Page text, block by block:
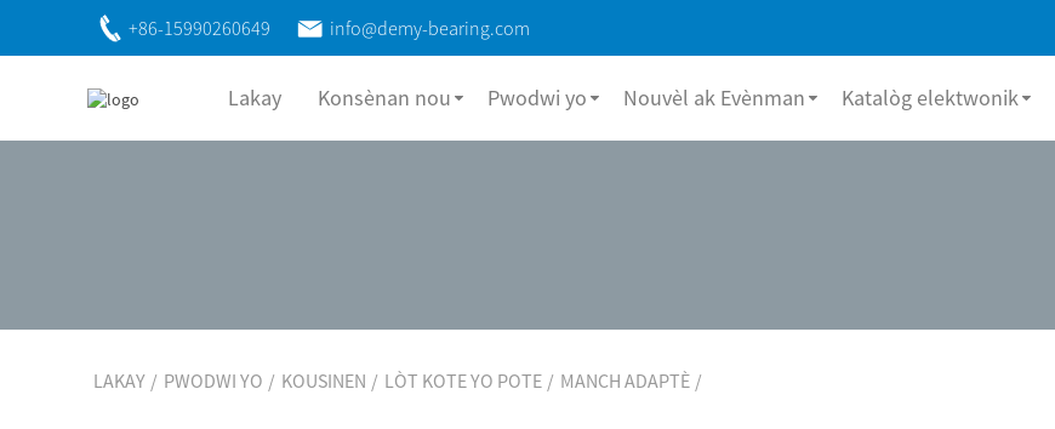
+86-15990260649 info@demy-bearing.com
Lakay Konsènan nou Pwodwi yo Nouvèl ak Evènman Katalòg elektwonik
LAKAY PWODWI YO KOUSINEN LÒT KOTE YO POTE MANCH ADAPTÈ